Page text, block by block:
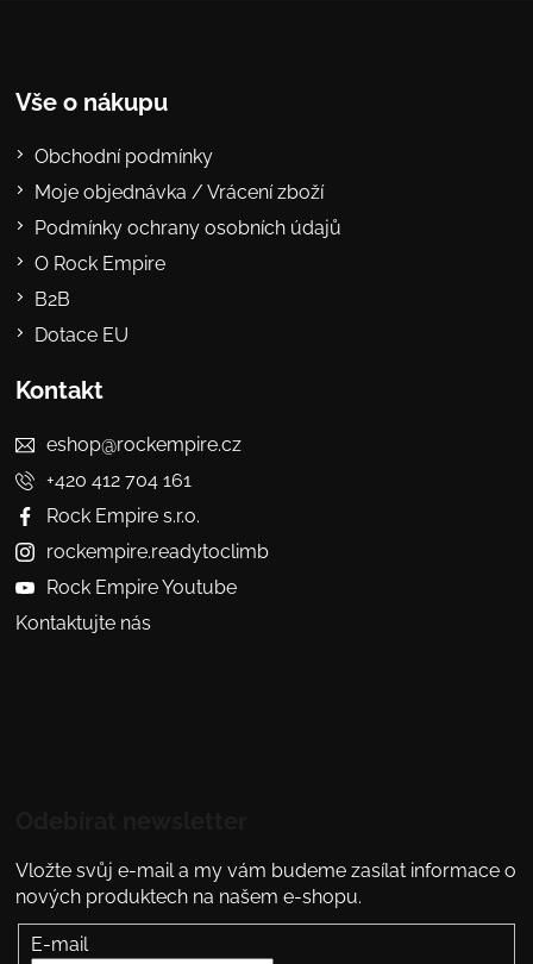
Vše o nákupu
Obchodní podmínky
Moje objednávka / Vrácení zboží
Podmínky ochrany osobních údajů
O Rock Empire
B2B
Dotace EU
Kontakt
eshop@rockempire.cz
+420 412 704 161
Rock Empire s.r.o.
rockempire.readytoclimb
Rock Empire Youtube
Kontaktujte nás
Vložte svůj e-mail a my vám budeme zasílat informace o
nových produktech na našem e-shopu.
E-mail